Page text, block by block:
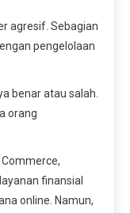
agresif. Sebagian
pengelolaan
benar atau salah.
orang
finansial
online. Namun,